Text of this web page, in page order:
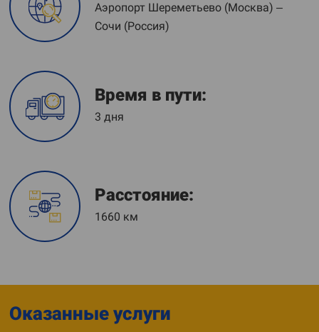
Аэропорт Шереметьево (Москва) –
Сочи (Россия)
Время в пути:
3 дня
Расстояние:
1660 км
Оказанные услуги